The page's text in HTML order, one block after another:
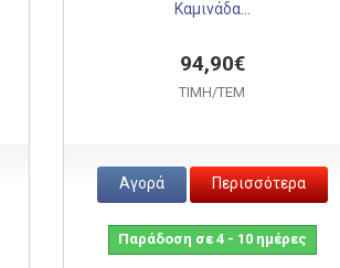
Καμινάδα...
94,90€
ΤΙΜH/ΤΕΜ
Αγορά Περισσότερα
Παράδοση σε 4 - 10 ημέρες